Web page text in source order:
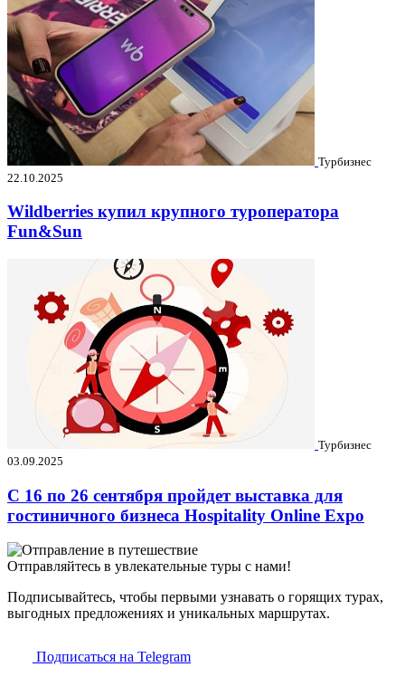
Турбизнес
22.10.2025
Wildberries купил крупного туроператора
Fun&Sun
Турбизнес
03.09.2025
C 16 по 26 сентября пройдет выставка для
гостиничного бизнеса Hospitality Online Expo
Отправляйтесь в увлекательные туры с нами!
Подписывайтесь, чтобы первыми узнавать о горящих турах,
выгодных предложениях и уникальных маршрутах.
Подписаться на Telegram